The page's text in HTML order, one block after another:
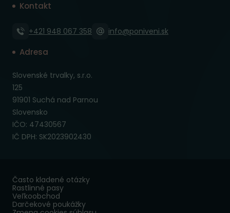
Kontakt
+421 948 067 358 info@poniveni.sk
Adresa
Slovenské trvalky, s.r.o.
125
91901 Suchá nad Parnou
Slovensko
IČO: 47430567
IČ DPH: SK2023902430
Často kladené otázky
Rastlinné pasy
Veľkoobchod
Darčekové poukážky